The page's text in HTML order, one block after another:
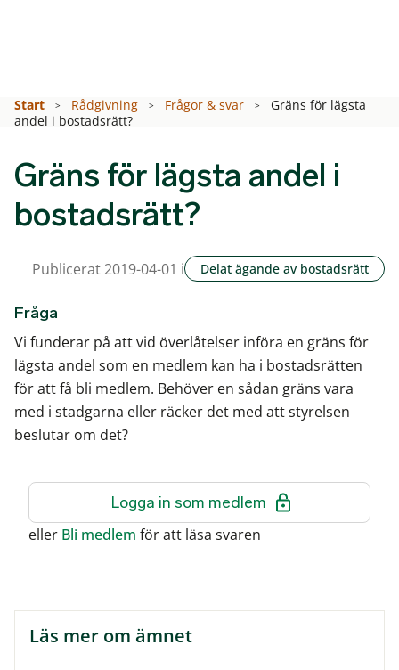
Start Rådgivning Frågor & svar
Gräns för lägsta
andel i bostadsrätt?
Gräns för lägsta andel i
bostadsrätt?
Läs mer om ämnet
Publicerat 2019-04-01 i Delat ägande av bostadsrätt
Fråga
Vi funderar på att vid överlåtelser införa en gräns för
lägsta andel som en medlem kan ha i bostadsrätten
för att få bli medlem. Behöver en sådan gräns vara
med i stadgarna eller räcker det med att styrelsen
beslutar om det?
Logga in som medlem
eller Bli medlem för att läsa svaren